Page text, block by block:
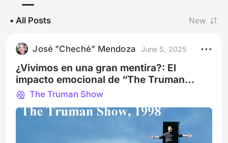
• All Posts New
José "Cheché" Mendoza June 5, 2025
¿Vivimos en una gran mentira?: El
impacto emocional de “The Truman
Show”
The Truman Show